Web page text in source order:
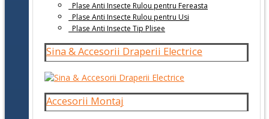
Plase Anti Insecte Rulou pentru Fereasta
Plase Anti Insecte Rulou pentru Usi
Plase Anti Insecte Tip Plisee
Sina & Accesorii Draperii Electrice
Accesorii Montaj